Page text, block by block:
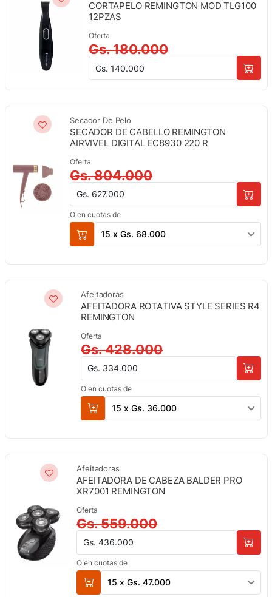
CORTAPELO REMINGTON MOD TLG100
12PZAS
Oferta
Gs. 180.000
Gs. 140.000
Secador De Pelo
SECADOR DE CABELLO REMINGTON
AIRVIVEL DIGITAL EC8930 220 R
Oferta
Gs. 804.000
Gs. 627.000
O en cuotas de
15 x Gs. 68.000
Afeitadoras
AFEITADORA ROTATIVA STYLE SERIES R4
REMINGTON
Oferta
Gs. 428.000
Gs. 334.000
O en cuotas de
15 x Gs. 36.000
Afeitadoras
AFEITADORA DE CABEZA BALDER PRO
XR7001 REMINGTON
Oferta
Gs. 559.000
Gs. 436.000
O en cuotas de
15 x Gs. 47.000